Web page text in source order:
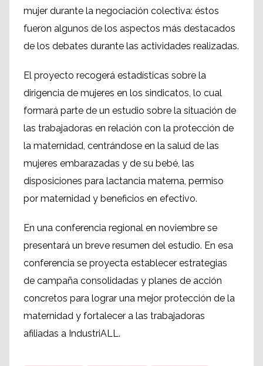
mujer durante la negociación colectiva: éstos
fueron algunos de los aspectos más destacados
de los debates durante las actividades realizadas.
El proyecto recogerá estadísticas sobre la
dirigencia de mujeres en los sindicatos, lo cual
formará parte de un estudio sobre la situación de
las trabajadoras en relación con la protección de
la maternidad, centrándose en la salud de las
mujeres embarazadas y de su bebé, las
disposiciones para lactancia materna, permiso
por maternidad y beneficios en efectivo.
En una conferencia regional en noviembre se
presentará un breve resumen del estudio. En esa
conferencia se proyecta establecer estrategias
de campaña consolidadas y planes de acción
concretos para lograr una mejor protección de la
maternidad y fortalecer a las trabajadoras
afiliadas a IndustriALL.